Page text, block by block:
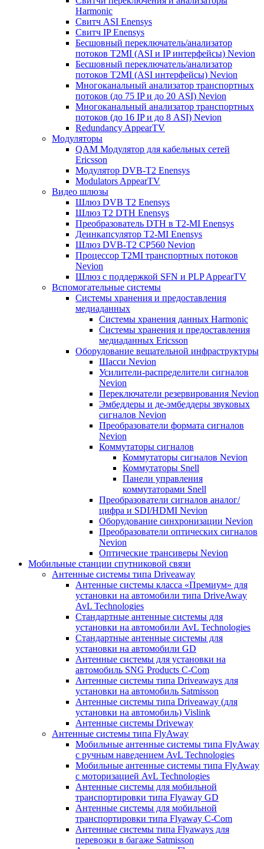
Harmonic
Свитч ASI Enensys
Свитч IP Enensys
Бесшовный переключатель/анализатор
потоков T2MI (ASI и IP интерфейсы) Nevion
Бесшовный переключатель/анализатор
потоков T2MI (ASI интерфейсы) Nevion
Многоканальный анализатор транспортных
потоков (до 75 IP и до 20 ASI) Nevion
Многоканальный анализатор транспортных
потоков (до 16 IP и до 8 ASI) Nevion
Redundancy AppearTV
Модуляторы
QAM Модулятор для кабельных сетей
Ericsson
Модулятор DVB-T2 Enensys
Modulators AppearTV
Видео шлюзы
Шлюз DVB T2 Enensys
Шлюз T2 DTH Enensys
Преобразователь DTH в T2-MI Enensys
Деинкапсулятор T2-MI Enensys
Шлюз DVB-T2 CP560 Nevion
Процессор T2MI транспортных потоков
Nevion
Шлюз с поддержкой SFN и PLP AppearTV
Вспомогательные системы
Системы хранения и предоставления
медиаданных
Системы хранения данных Harmonic
Системы хранения и предоставления
медиаданных Ericsson
Оборудование вещательной инфраструктуры
Шасси Nevion
Усилители-распределители сигналов
Nevion
Переключатели резервирования Nevion
Эмбеддеры и де-эмбеддеры звуковых
сигналов Nevion
Преобразователи формата сигналов
Nevion
Коммутаторы сигналов
Коммутаторы сигналов Nevion
Коммутаторы Snell
Панели управления
коммутаторами Snell
Преобразователи сигналов аналог/
цифра и SDI/HDMI Nevion
Оборудование синхронизации Nevion
Преобразователи оптических сигналов
Nevion
Оптические трансиверы Nevion
Мобильные станции спутниковой связи
Антенные системы типа Driveaway
Антенные системы класса «Премиум» для
установки на автомобили типа DriveAway
AvL Technologies
Стандартные антенные системы для
установки на автомобили AvL Technologies
Стандартные антенные системы для
установки на автомобили GD
Антенные системы для установки на
автомобиль SNG Products C-Com
Антенные системы типа Driveaways для
установки на автомобиль Satmisson
Антенные системы типа Driveaway (для
установки на автомобиль) Vislink
Антенные системы Driveway
Антенные системы типа FlyAway
Мобильные антенные системы типа FlyAway
с ручным наведением AvL Technologies
Мобильные антенные системы типа FlyAway
с моторизацией AvL Technologies
Антенные системы для мобильной
транспортировки типа Flyaway GD
Антенные системы для мобильной
транспортировки типа Flyaway C-Com
Антенные системы типа Flyaways для
перевозки в багаже Satmisson